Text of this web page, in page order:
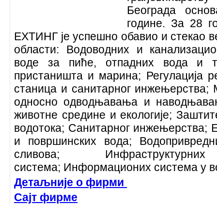
Београда
године. За 28
ЕХТИНГ је успешно обавио и стекао
области: Водоводних и
воде за пиће, отпадних вода и
пристаништа и марина; Регулација
станица и санитарног инжењерства;
односно одводњавања и
животне средине и екологије;
водотока; Санитарног инжењерства;
и површинских вода;
сливова;
система; Информационих система у
Детаљније о фирми
Сајт фирме